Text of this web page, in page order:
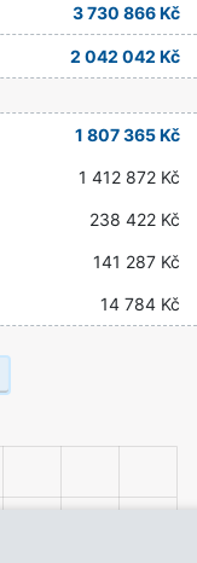
3 730 866 Kč
2 042 042 Kč
1 807 365 Kč
1 412 872 Kč
238 422 Kč
141 287 Kč
14 784 Kč